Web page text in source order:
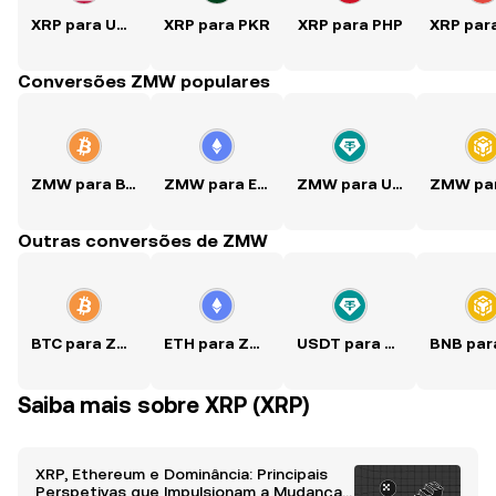
XRP para USD XRP para PKR XRP para PHP
Conversões ZMW populares
ZMW para BTC ZMW para ETH ZMW para USDT
Outras conversões de ZMW
BTC para ZMW ETH para ZMW USDT para ZMW
Saiba mais sobre XRP (XRP)
XRP, Ethereum e Dominância: Principais
Perspetivas que Impulsionam a Mudança